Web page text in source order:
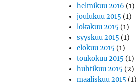
helmikuu 2016 (1)
joulukuu 2015 (1)
lokakuu 2015 (1)
syyskuu 2015 (1)
elokuu 2015 (1)
toukokuu 2015 (1)
huhtikuu 2015 (2)
maaliskuu 2015 (1)